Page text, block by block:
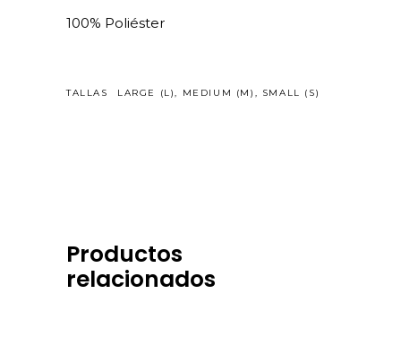
100% Poliéster
TALLAS LARGE (L), MEDIUM (M), SMALL (S)
Productos
relacionados